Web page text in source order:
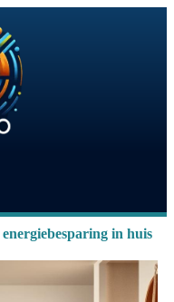
in huis